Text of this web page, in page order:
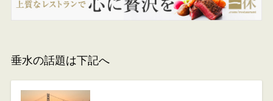
垂水の話題は下記へ